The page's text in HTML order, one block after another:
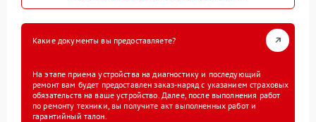
Какие документы вы предоставляете?
На этапе приема устройства на диагностику и последующий
ремонт вам будет предоставлен заказ-наряд с указанием страховых
обязательств на ваше устройство. Далее, после выполнения работ
по ремонту техники, вы получите акт выполненных работ и
гарантийный талон.